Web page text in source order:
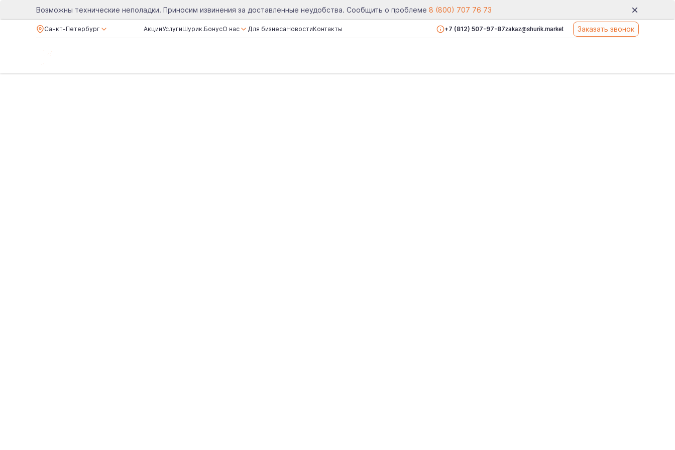
Возможны технические неполадки. Приносим извинения за доставленные неудобства. Сообщить о проблеме 8 (800) 707 76 73
Санкт-Петербург АкцииУслугиШурик.БонусО нас Для бизнесаНовостиКонтакты +7 (812) 507-97-87zakaz@shurik.market Заказать звонок